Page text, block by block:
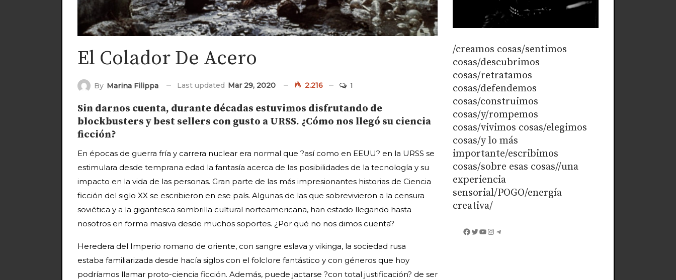
El Colador De Acero
By Marina Filippa Last updated Mar 29, 2020 2.216 1
Sin darnos cuenta, durante décadas estuvimos disfrutando de
blockbusters y best sellers con gusto a URSS. ¿Cómo nos llegó su ciencia
ficción?
En épocas de guerra fría y carrera nuclear era normal que ?así como en EEUU? en la URSS se
estimulara desde temprana edad la fantasía acerca de las posibilidades de la tecnología y su
impacto en la vida de las personas. Gran parte de las más impresionantes historias de Ciencia
ficción del siglo XX se escribieron en ese país. Algunas de las que sobrevivieron a la censura
soviética y a la gigantesca sombrilla cultural norteamericana, han estado llegando hasta
nosotros en forma masiva desde muchos soportes. ¿Por qué no nos dimos cuenta?
Heredera del Imperio romano de oriente, con sangre eslava y vikinga, la sociedad rusa
estaba familiarizada desde hacía siglos con el folclore fantástico y con géneros que hoy
podríamos llamar proto-ciencia ficción. Además, puede jactarse ?con total justificación? de ser
/creamos cosas/sentimos
cosas/descubrimos
cosas/retratamos
cosas/defendemos
cosas/construimos
cosas/y/rompemos
cosas/vivimos cosas/elegimos
cosas/y lo más
importante/escribimos
cosas/sobre esas cosas//una
experiencia
sensorial/POGO/energía
creativa/
Facebook
Twitter
YouTube
Instagram
Telegram